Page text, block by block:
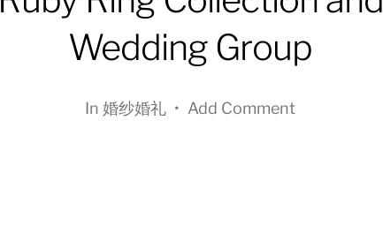
Wedding Group
In 婚纱婚礼 • Add Comment